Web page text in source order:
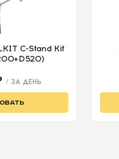
C-Stand Kit
/ ЗА ДЕНЬ